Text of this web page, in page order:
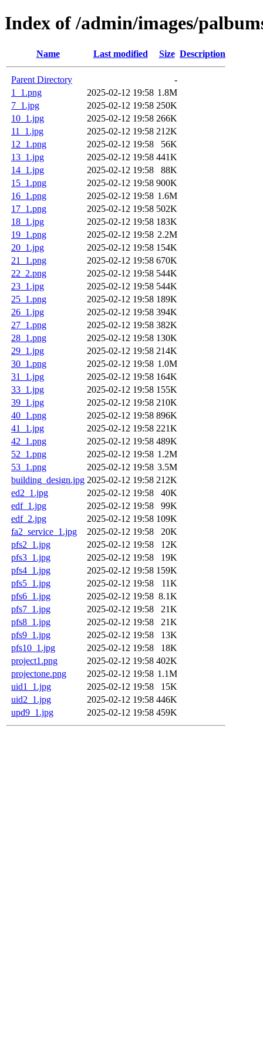
Index of /admin/images/
Name Last modified Size Description
Parent Directory
-
1_1.png
2025-02-12 19:58 1.8M
7_1.jpg
2025-02-12 19:58 250K
10_1.jpg
2025-02-12 19:58 266K
11_1.jpg
2025-02-12 19:58 212K
12_1.png
2025-02-12 19:58
56K
13_1.jpg
2025-02-12 19:58 441K
14_1.jpg
2025-02-12 19:58
88K
15_1.png
2025-02-12 19:58 900K
16_1.png
2025-02-12 19:58 1.6M
17_1.png
2025-02-12 19:58 502K
18_1.jpg
2025-02-12 19:58 183K
19_1.png
2025-02-12 19:58 2.2M
20_1.jpg
2025-02-12 19:58 154K
21_1.png
2025-02-12 19:58 670K
22_2.png
2025-02-12 19:58 544K
23_1.jpg
2025-02-12 19:58 544K
25_1.png
2025-02-12 19:58 189K
26_1.jpg
2025-02-12 19:58 394K
27_1.png
2025-02-12 19:58 382K
28_1.png
2025-02-12 19:58 130K
29_1.jpg
2025-02-12 19:58 214K
30_1.png
2025-02-12 19:58 1.0M
31_1.jpg
2025-02-12 19:58 164K
33_1.jpg
2025-02-12 19:58 155K
39_1.jpg
2025-02-12 19:58 210K
40_1.png
2025-02-12 19:58 896K
41_1.jpg
2025-02-12 19:58 221K
42_1.png
2025-02-12 19:58 489K
52_1.png
2025-02-12 19:58 1.2M
53_1.png
2025-02-12 19:58 3.5M
building_design.jpg 2025-02-12 19:58 212K
ed2_1.jpg
2025-02-12 19:58
40K
edf_1.jpg
2025-02-12 19:58
99K
edf_2.jpg
2025-02-12 19:58 109K
fa2_service_1.jpg
2025-02-12 19:58
20K
pfs2_1.jpg
2025-02-12 19:58
12K
pfs3_1.jpg
2025-02-12 19:58
19K
pfs4_1.jpg
2025-02-12 19:58 159K
pfs5_1.jpg
2025-02-12 19:58
11K
pfs6_1.jpg
2025-02-12 19:58 8.1K
pfs7_1.jpg
2025-02-12 19:58
21K
pfs8_1.jpg
2025-02-12 19:58
21K
pfs9_1.jpg
2025-02-12 19:58
13K
pfs10_1.jpg
2025-02-12 19:58
18K
project1.png
2025-02-12 19:58 402K
projectone.png
2025-02-12 19:58 1.1M
uid1_1.jpg
2025-02-12 19:58
15K
uid2_1.jpg
2025-02-12 19:58 446K
upd9_1.jpg
2025-02-12 19:58 459K